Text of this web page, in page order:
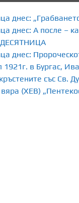
днес:
днес: А после –
днес:
1921г. в Бургас,
със Св.
(ХЕВ)